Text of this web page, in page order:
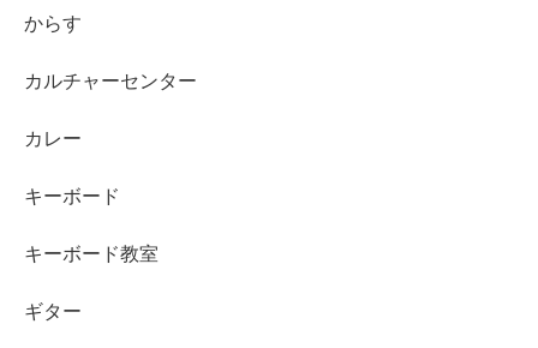
からす
カルチャーセンター
カレー
キーボード
キーボード教室
ギター